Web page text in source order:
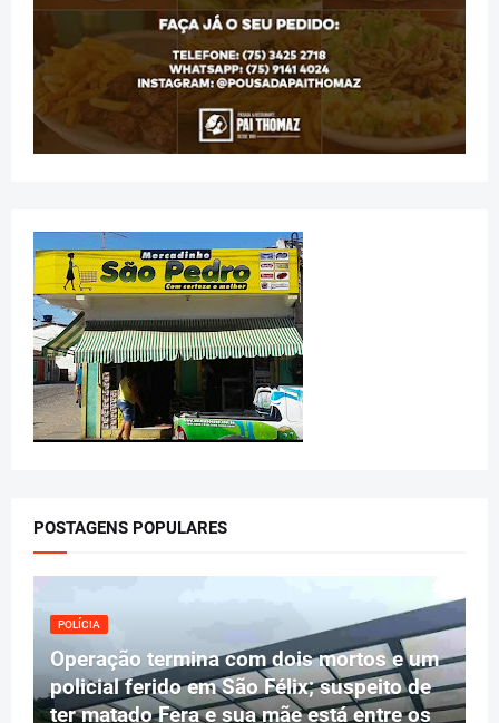
POSTAGENS POPULARES
POLÍCIA
Operação termina com dois mortos e um
policial ferido em São Félix; suspeito de
ter matado Fera e sua mãe está entre os